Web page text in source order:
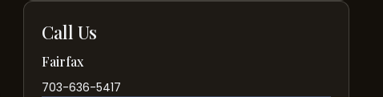
Call Us
Fairfax
703-636-5417